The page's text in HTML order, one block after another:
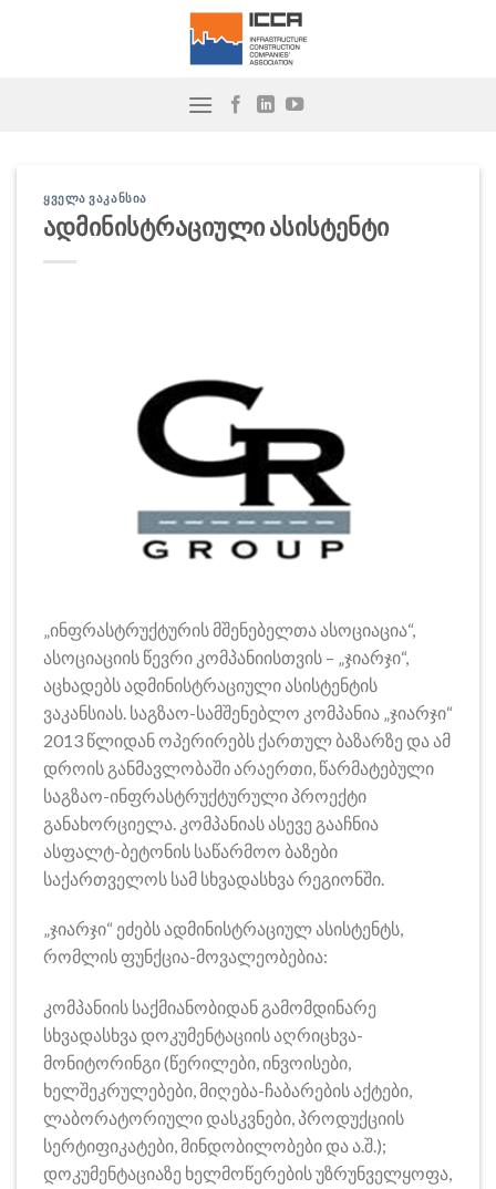
ᲧᲕᲔᲚᲐ ᲕᲐᲙᲐᲜᲡᲘᲐ
ადმინისტრაციული ასისტენტი
„ინფრასტრუქტურის მშენებელთა ასოციაცია“,
ასოციაციის წევრი კომპანიისთვის – „ჯიარჯი“,
აცხადებს ადმინისტრაციული ასისტენტის
ვაკანსიას. საგზაო-სამშენებლო კომპანია „ჯიარჯი“
2013 წლიდან ოპერირებს ქართულ ბაზარზე და ამ
დროის განმავლობაში არაერთი, წარმატებული
საგზაო-ინფრასტრუქტურული პროექტი
განახორციელა. კომპანიას ასევე გააჩნია
ასფალტ-ბეტონის საწარმოო ბაზები
საქართველოს სამ სხვადასხვა რეგიონში.
„ჯიარჯი“ ეძებს ადმინისტრაციულ ასისტენტს,
რომლის ფუნქცია-მოვალეობებია:
კომპანიის საქმიანობიდან გამომდინარე
სხვადასხვა დოკუმენტაციის აღრიცხვა-
მონიტორინგი (წერილები, ინვოისები,
ხელშეკრულებები, მიღება-ჩაბარების აქტები,
ლაბორატორიული დასკვნები, პროდუქციის
სერტიფიკატები, მინდობილობები და ა.შ.);
დოკუმენტაციაზე ხელმოწერების უზრუნველყოფა,